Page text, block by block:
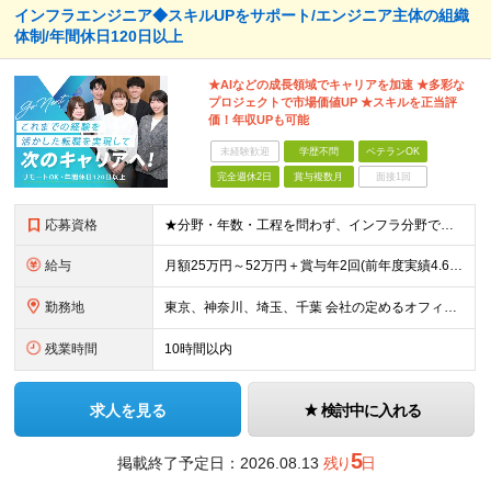
インフラエンジニア◆スキルUPをサポート/エンジニア主体の組織
体制/年間休日120日以上
★AIなどの成長領域でキャリアを加速 ★多彩な
プロジェクトで市場価値UP ★スキルを正当評
価！年収UPも可能
未経験歓迎 学歴不問 ベテランOK
完全週休2日 賞与複数月 面接1回
応募資格 ★分野・年数・工程を問わず、インフラ分野でのエンジニア経験をお持ちの方 ★学歴不問！ ※微経験、ブランクのある方も大歓迎です！ ※今回の募集では一人でも多くの方とお会いさせていただく予定です！ ≪
給与 月額25万円～52万円＋賞与年2回(前年度実績4.6ヶ月分) ※知識・スキル・経験年数を最大限考慮し、 十分な話し合いのうえ決定いたします。 ※別途、交通費支給(月5万円まで)あり ※試用期間6ヶ
勤務地 東京、神奈川、埼玉、千葉 会社の定めるオフィス ※通勤時間は考慮します。。
残業時間 10時間以内
求人を見る 検討中に入れる
掲載終了予定日： 2026.08.13 残り5日